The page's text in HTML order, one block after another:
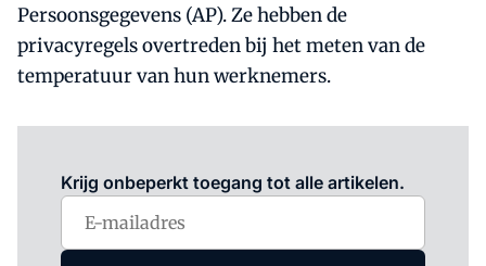
Persoonsgegevens (AP). Ze hebben de
privacyregels overtreden bij het meten van de
temperatuur van hun werknemers.
Krijg onbeperkt toegang tot alle artikelen.